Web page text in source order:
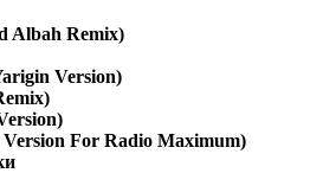
Albah Remix)
Version)
For Radio Maximum)